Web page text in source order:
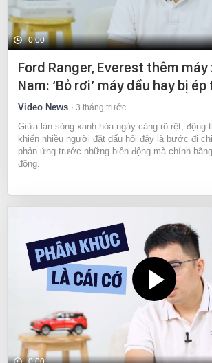
0:00
Ford Ranger, Everest thêm
Nam: ‘Bỏ rơi’ máy dầu hay bị
Video News 3 tháng trước
Giữa làn sóng xanh hóa ngày càng rõ rệt, động
khiến nhiều người đặt dấu hỏi đây là bước đi
phản ứng trước những biến động mà chính
động.